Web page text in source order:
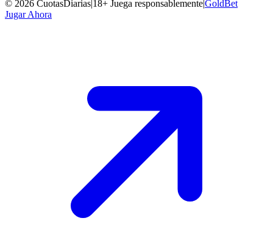
© 2026 CuotasDiarias 18+ Juega responsablementeGoldBet
Jugar Ahora